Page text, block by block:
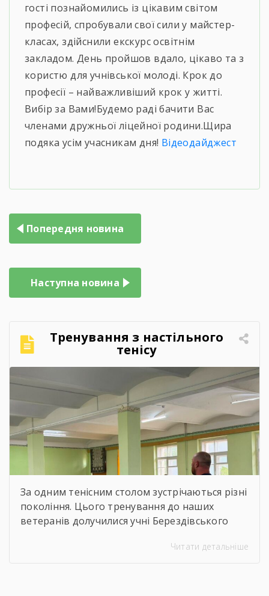
гості познайомились із цікавим світом
професій, спробували свої сили у майстер-
класах, здійснили екскурс освітнім
закладом. День пройшов вдало, цікаво та з
користю для учнівської молоді. Крок до
професії – найважливіший крок у житті.
Вибір за Вами!Будемо раді бачити Вас
членами дружньої ліцейної родини.Щира
подяка усім учасникам дня! Відеодайджест
Попередня новина
Наступна новина
Тренування з настільного
тенісу
За одним тенісним столом зустрічаються різні
покоління. Цього тренування до наших
ветеранів долучилися учні Берездівського
усмішок і щирого спілкування. Саме такі
Читати детальніше